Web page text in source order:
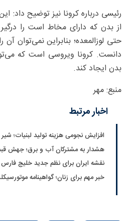
رئیسی درباره کرونا نیز توضیح
از بدن که دارای مخاط است را
حتی لوزالمعده؛ بنابراین نمی‌توان
دانست. کرونا ویروسی است که
بدن ایجاد کند.
منبع: مهر
اخبار مرتبط
افزایش نجومی هزینه تولید لبنیات؛ شیر خام ۱۶۲ درصد
هشدار به مشترکان آب و برق؛ جهش
نقشه ایران برای نظم جدید خلیج
خبر مهم برای زنان؛ گواهینامه